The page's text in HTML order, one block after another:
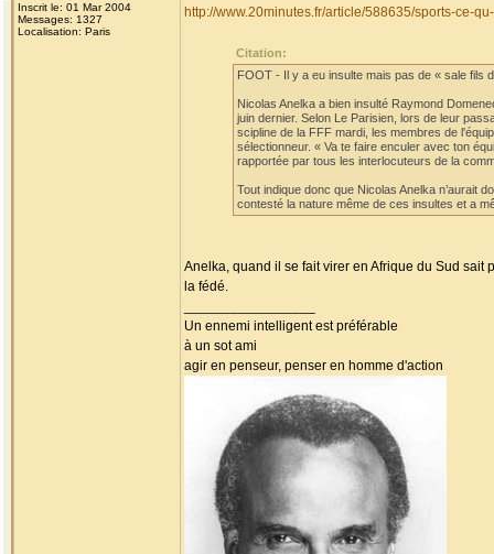
Inscrit le: 01 Mar 2004
Messages: 1327
Localisation: Paris
http://www.20minutes.fr/article/588635/sports-ce-
Citation:
FOOT - Il y a eu insulte mais pas de « sale fils
Nicolas Anelka a bien insulté Raymond
juin dernier. Selon Le Parisien, lors de leur
scipline de la FFF mardi, les membres de
sélectionneur. « Va te faire enculer avec ton
rapportée par tous les interlocuteurs de la
Tout indique donc que Nicolas Anelka n’aurait
contesté la nature même de ces insultes et a
Anelka, quand il se fait virer en Afrique du Sud
la fédé.
Un ennemi intelligent est préférable
à un sot ami
agir en penseur, penser en homme d'action